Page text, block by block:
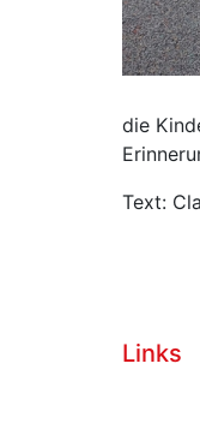
die
Text:
Links